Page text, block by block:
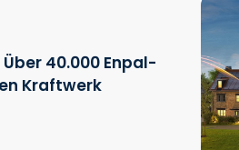
40.000 Enpal-
Kraftwerk